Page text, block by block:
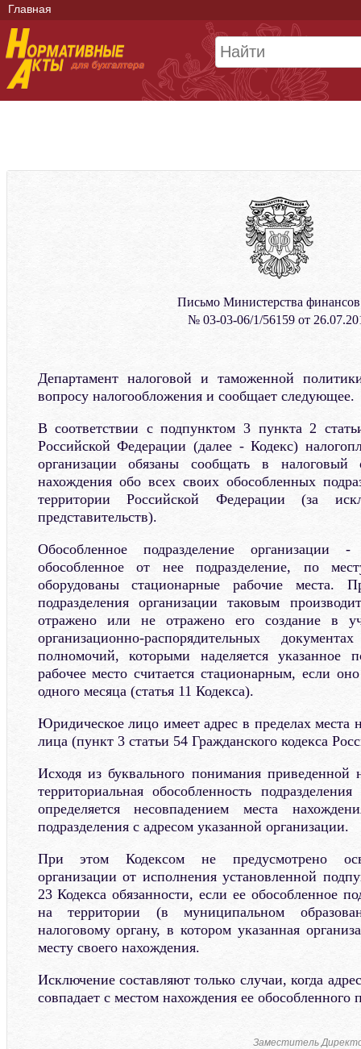
Главная
Письмо Министерства
№ 03-03-06/1/56159 от
Департамент налоговой и таможенной
вопросу налогообложения и сообщает следующее.
В соответствии с подпунктом 3 пункта 2
Российской Федерации (далее - Кодекс)
организации обязаны сообщать в налоговый
нахождения обо всех своих обособленных
территории Российской Федерации (за
представительств).
Обособленное подразделение организации
обособленное от нее подразделение, по
оборудованы стационарные рабочие места.
подразделения организации таковым
отражено или не отражено его создание в
организационно-распорядительных
полномочий, которыми наделяется указанное
рабочее место считается стационарным, если
одного месяца (статья 11 Кодекса).
Юридическое лицо имеет адрес в пределах места
лица (пункт 3 статьи 54 Гражданского кодекса
Исходя из буквального понимания приведенной
территориальная обособленность
определяется несовпадением места
подразделения с адресом указанной организации.
При этом Кодексом не предусмотрено
организации от исполнения установленной
23 Кодекса обязанности, если ее обособленное
на территории (в муниципальном
налоговому органу, в котором указанная
месту своего нахождения.
Исключение составляют только случаи, когда
совпадает с местом нахождения ее обособленного
Заместитель